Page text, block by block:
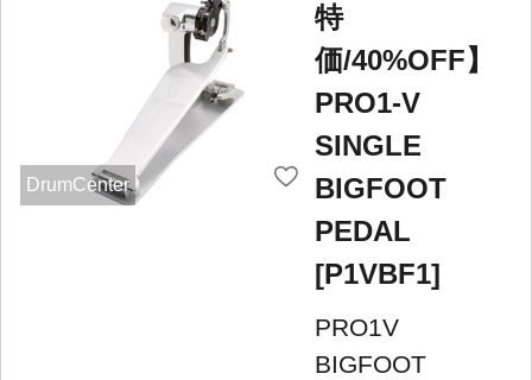
DrumCenter
特
価/40%OFF】
PRO1-V
SINGLE
BIGFOOT
PEDAL
[P1VBF1]
PRO1V
BIGFOOT